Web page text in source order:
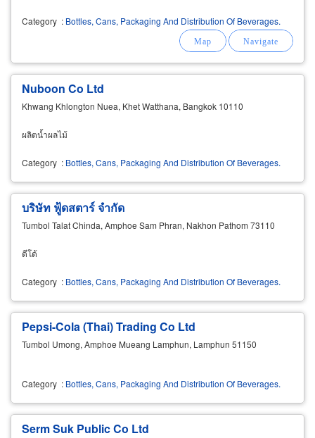
Category : Bottles, Cans, Packaging And Distribution Of Beverages.
Nuboon Co Ltd
Khwang Khlongton Nuea, Khet Watthana, Bangkok 10110
ผลิตน้ำผลไม้
Category : Bottles, Cans, Packaging And Distribution Of Beverages.
บริษัท ฟู้ดสตาร์ จำกัด
Tumbol Talat Chinda, Amphoe Sam Phran, Nakhon Pathom 73110
ดีโด้
Category : Bottles, Cans, Packaging And Distribution Of Beverages.
Pepsi-Cola (Thai) Trading Co Ltd
Tumbol Umong, Amphoe Mueang Lamphun, Lamphun 51150
Category : Bottles, Cans, Packaging And Distribution Of Beverages.
Serm Suk Public Co Ltd